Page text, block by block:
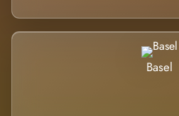
Basel